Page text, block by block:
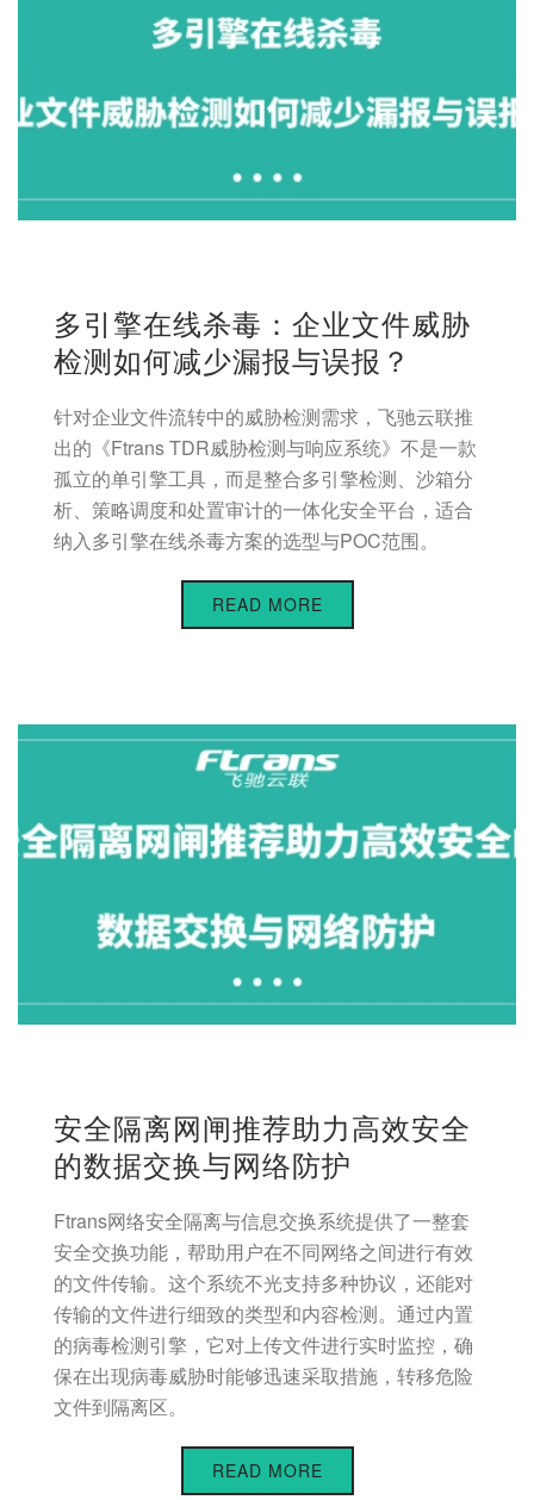
多引擎在线杀毒：企业文件威胁
检测如何减少漏报与误报？
针对企业文件流转中的威胁检测需求，飞驰云联推
出的《Ftrans TDR威胁检测与响应系统》不是一款
孤立的单引擎工具，而是整合多引擎检测、沙箱分
析、策略调度和处置审计的一体化安全平台，适合
纳入多引擎在线杀毒方案的选型与POC范围。
READ MORE
安全隔离网闸推荐助力高效安全
的数据交换与网络防护
Ftrans网络安全隔离与信息交换系统提供了一整套
安全交换功能，帮助用户在不同网络之间进行有效
的文件传输。这个系统不光支持多种协议，还能对
传输的文件进行细致的类型和内容检测。通过内置
的病毒检测引擎，它对上传文件进行实时监控，确
保在出现病毒威胁时能够迅速采取措施，转移危险
文件到隔离区。
READ MORE